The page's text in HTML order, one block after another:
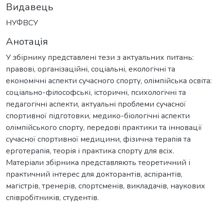
Видавець
НУФВСУ
Анотація
У збірнику представлені тези з актуальних питань:
правові, організаційні, соціальні, екологічні та
економічні аспекти сучасного спорту, олімпійська освіта:
соціально-філософські, історичні, психологічні та
педагогічні аспекти, актуальні проблеми сучасної
спортивної підготовки, медико-біологічні аспекти
олімпійського спорту, передові практики та інновації
сучасної спортивної медицини, фізична терапія та
ерготерапія, теорія і практика спорту для всіх.
Матеріали збірника представляють теоретичний і
практичний інтерес для докторантів, аспірантів,
магістрів, тренерів, спортсменів, викладачів, наукових
співробітників, студентів.